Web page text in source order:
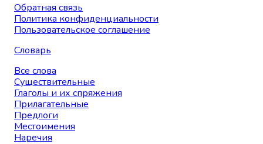
Обратная связь
Политика конфиденциальности
Пользовательское соглашение
Словарь
Все слова
Существительные
Глаголы и их спряжения
Прилагательные
Предлоги
Местоимения
Наречия